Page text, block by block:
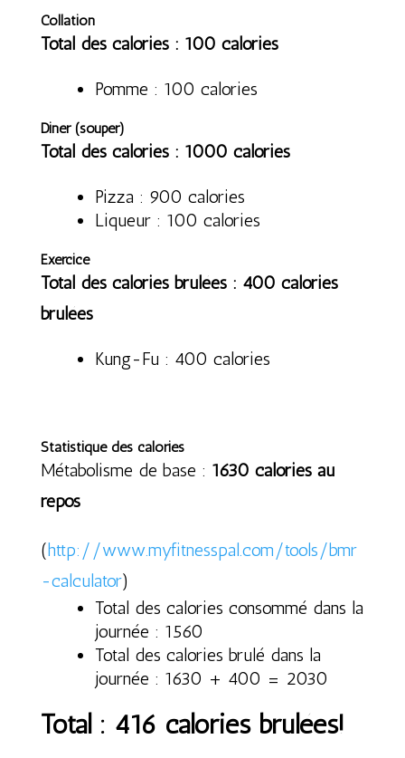
Collation
Total des calories : 100 calories
Pomme : 100 calories
Diner (souper)
Total des calories : 1000 calories
Pizza : 900 calories
Liqueur : 100 calories
Exercice
Total des calories brulées : 400 calories
brulées
Kung-Fu : 400 calories
Statistique des calories
Métabolisme de base : 1630 calories au
repos
(http://www.myfitnesspal.com/tools/bmr
-calculator)
Total des calories consommé dans la
journée : 1560
Total des calories brulé dans la
journée : 1630 + 400 = 2030
Total : 416 calories brulées!